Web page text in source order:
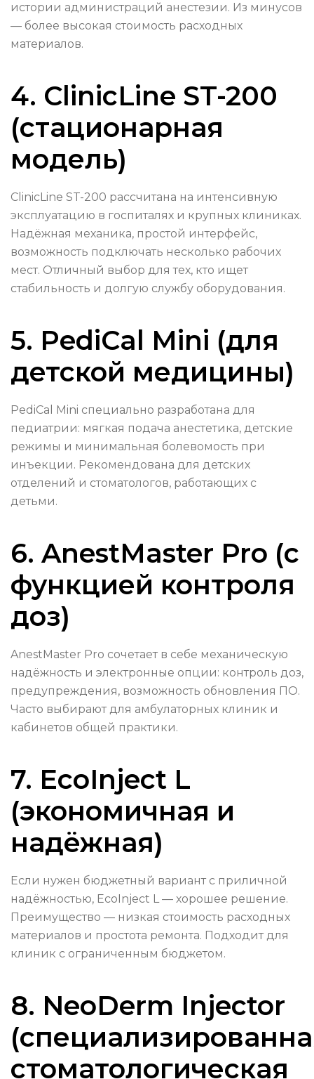
истории администраций анестезии. Из минусов
— более высокая стоимость расходных
материалов.
4. ClinicLine ST-200
(стационарная
модель)
ClinicLine ST-200 рассчитана на интенсивную
эксплуатацию в госпиталях и крупных клиниках.
Надёжная механика, простой интерфейс,
возможность подключать несколько рабочих
мест. Отличный выбор для тех, кто ищет
стабильность и долгую службу оборудования.
5. PediCal Mini (для
детской медицины)
PediCal Mini специально разработана для
педиатрии: мягкая подача анестетика, детские
режимы и минимальная болевомость при
инъекции. Рекомендована для детских
отделений и стоматологов, работающих с
детьми.
6. AnestMaster Pro (с
функцией контроля
доз)
AnestMaster Pro сочетает в себе механическую
надёжность и электронные опции: контроль доз,
предупреждения, возможность обновления ПО.
Часто выбирают для амбулаторных клиник и
кабинетов общей практики.
7. EcoInject L
(экономичная и
надёжная)
Если нужен бюджетный вариант с приличной
надёжностью, EcoInject L — хорошее решение.
Преимущество — низкая стоимость расходных
материалов и простота ремонта. Подходит для
клиник с ограниченным бюджетом.
8. NeoDerm Injector
стоматологическая